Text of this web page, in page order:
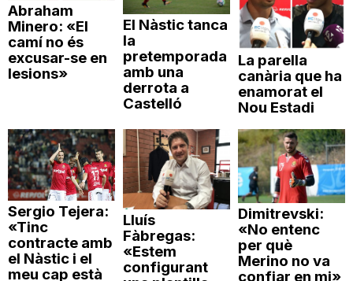
Abraham
Minero: «El
camí no és
excusar-se en
lesions»
El Nàstic tanca
la
pretemporada
amb una
derrota a
Castelló
La parella
canària que ha
enamorat el
Nou Estadi
Sergio Tejera:
«Tinc
contracte amb
el Nàstic i el
meu cap està
Lluís
Fàbregas:
«Estem
configurant
Dimitrevski:
«No entenc
per què
Merino no va
confiar en mi»